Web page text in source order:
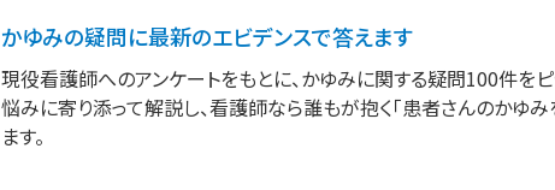
医学
栄養管理 超音波・画像・臨床検査
かゆみの疑問に最新のエビデンスで答えます
現役看護師へのアンケートをもとに、かゆみに関する疑問100件を
悩みに寄り添って解説し、看護師なら誰もが抱く「患者さんのかゆ
ます。